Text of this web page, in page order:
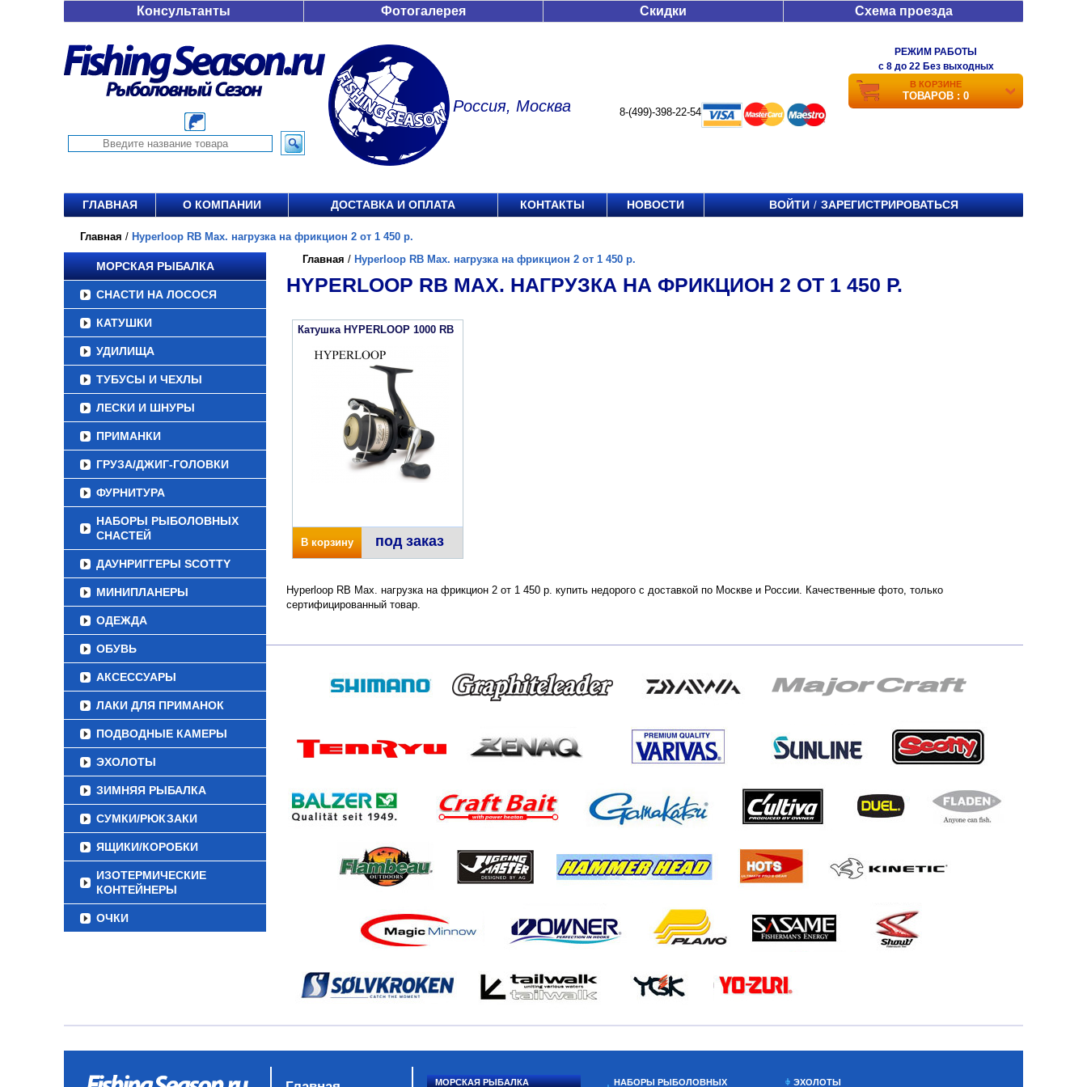
Консультанты Фотогалерея Скидки Схема проезда
Россия, Москва 8-(499)-398-22-54
РЕЖИМ РАБОТЫ
c 8 до 22 Без выходных
В КОРЗИНЕ
ТОВАРОВ : 0
ГЛАВНАЯ О КОМПАНИИ ДОСТАВКА И ОПЛАТА КОНТАКТЫ НОВОСТИ ВОЙТИ / ЗАРЕГИСТРИРОВАТЬСЯ
Главная / Hyperloop RB Max. нагрузка на фрикцион 2 от 1 450 р.
МОРСКАЯ РЫБАЛКА
СНАСТИ НА ЛОСОСЯ
КАТУШКИ
УДИЛИЩА
ТУБУСЫ И ЧЕХЛЫ
ЛЕСКИ И ШНУРЫ
ПРИМАНКИ
ГРУЗА/ДЖИГ-ГОЛОВКИ
ФУРНИТУРА
НАБОРЫ РЫБОЛОВНЫХ
СНАСТЕЙ
ДАУНРИГГЕРЫ SCOTTY
МИНИПЛАНЕРЫ
ОДЕЖДА
ОБУВЬ
АКСЕССУАРЫ
ЛАКИ ДЛЯ ПРИМАНОК
ПОДВОДНЫЕ КАМЕРЫ
ЭХОЛОТЫ
ЗИМНЯЯ РЫБАЛКА
СУМКИ/РЮКЗАКИ
ЯЩИКИ/КОРОБКИ
ИЗОТЕРМИЧЕСКИЕ
КОНТЕЙНЕРЫ
ОЧКИ
Главная / Hyperloop RB Max. нагрузка на фрикцион 2 от 1 450 р.
HYPERLOOP RB MAX. НАГРУЗКА НА ФРИКЦИОН 2 ОТ 1 450 Р.
Катушка HYPERLOOP 1000 RB
В корзину под заказ
Hyperloop RB Max. нагрузка на фрикцион 2 от 1 450 р. купить недорого с доставкой по Москве и России. Качественные фото, только
сертифицированный товар.
МОРСКАЯ РЫБАЛКА НАБОРЫ РЫБОЛОВНЫХ ЭХОЛОТЫ